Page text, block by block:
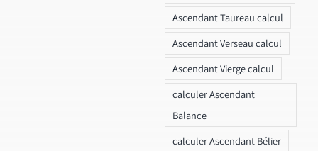
Ascendant Taureau calcul
Ascendant Verseau calcul
Ascendant Vierge calcul
calculer Ascendant
Balance
calculer Ascendant Bélier